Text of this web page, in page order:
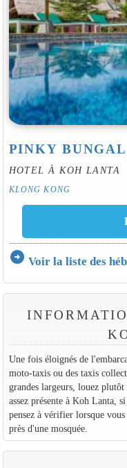
PINKY
HOTEL À KOH LANTA
KLONG KONG
arrow_circle_right Voir la liste des
Une fois éloignés de
moto-taxis ou des taxis
grandes largeurs, louez
assez présente à Koh Lanta,
pensez à vérifier lorsque
près d'une mosquée.